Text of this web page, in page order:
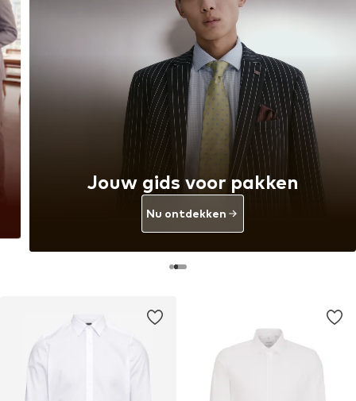
Jouw gids voor pakken
Nu ontdekken